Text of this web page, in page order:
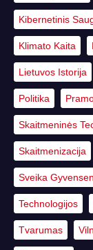
Kibernetinis
Klimato Kaita
Lietuvos Istorija
Politika
Skaitmeninės
Skaitmenizacija
Sveika
Technologijos
Tvarumas